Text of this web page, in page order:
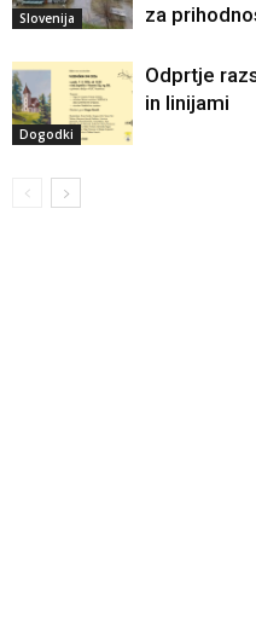
Slovenija
za
Dogodki
Odprtje
in linijami